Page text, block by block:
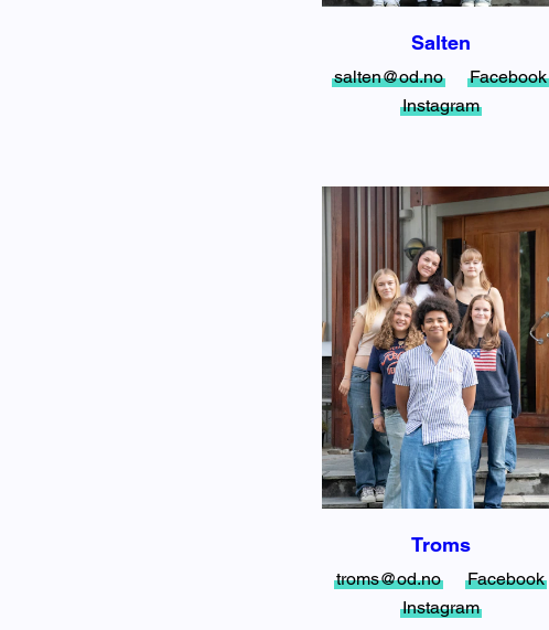
Salten
salten@od.no
Facebook
Instagram
Troms
troms@od.no
Facebook
Instagram